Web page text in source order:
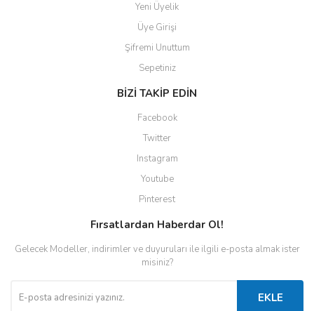
Yeni Üyelik
Üye Girişi
Şifremi Unuttum
Sepetiniz
BİZİ TAKİP EDİN
Facebook
Twitter
Instagram
Youtube
Pinterest
Fırsatlardan Haberdar Ol!
Gelecek Modeller, indirimler ve duyuruları ile ilgili e-posta almak ister
misiniz?
EKLE